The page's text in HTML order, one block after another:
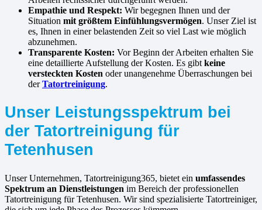
Empathie und Respekt: Wir begegnen Ihnen und der
Situation mit größtem Einfühlungsvermögen. Unser Ziel ist
es, Ihnen in einer belastenden Zeit so viel Last wie möglich
abzunehmen.
Transparente Kosten: Vor Beginn der Arbeiten erhalten Sie
eine detaillierte Aufstellung der Kosten. Es gibt keine
versteckten Kosten oder unangenehme Überraschungen bei
derTatortreinigung.
Unser Leistungsspektrum bei
der Tatortreinigung für
Tetenhusen
Unser Unternehmen, Tatortreinigung365, bietet ein umfassendes
Spektrum an Dienstleistungen im Bereich der professionellen
Tatortreinigung für Tetenhusen. Wir sind spezialisierte Tatortreiniger,